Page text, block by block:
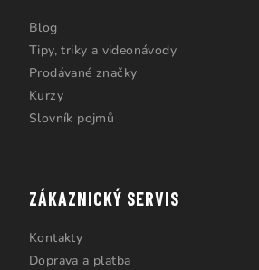
Blog
Tipy, triky a videonávody
Prodávané značky
Kurzy
Slovník pojmů
ZÁKAZNICKÝ SERVIS
Kontakty
Doprava a platba